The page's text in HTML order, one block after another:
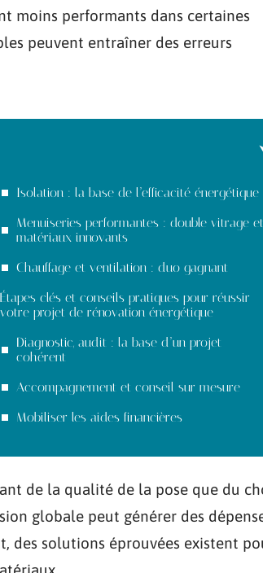
moins performants dans certaines
peuvent entraîner des erreurs
Isolation : la base de l’efficacité énergétique
Menuiseries performantes : double vitrage et
matériaux innovants
Chauffage et ventilation : duo gagnant
Étapes clés et conseils pratiques pour réussir
votre projet de rénovation énergétique
Diagnostic, audit : la base d’un projet
cohérent
Accompagnement et conseil sur mesure
Mobiliser les aides financières
de la qualité de la pose que du
globale peut générer des
des solutions éprouvées existent